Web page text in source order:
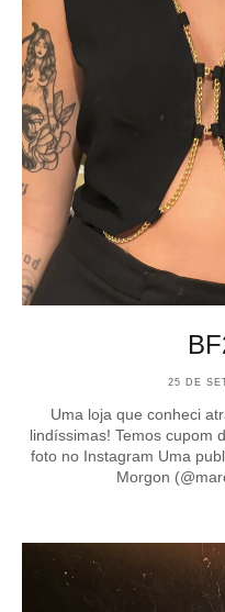
25 DE
Uma loja que conheci
lindíssimas! Temos cupom
foto no Instagram Uma
Morgon